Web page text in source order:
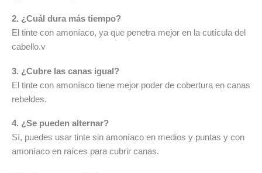
2. ¿Cuál dura más tiempo?
El tinte con amoníaco, ya que penetra mejor en la cutícula del
cabello.v
3. ¿Cubre las canas igual?
El tinte con amoníaco tiene mejor poder de cobertura en canas
rebeldes.
4. ¿Se pueden alternar?
Sí, puedes usar tinte sin amoníaco en medios y puntas y con
amoníaco en raíces para cubrir canas.